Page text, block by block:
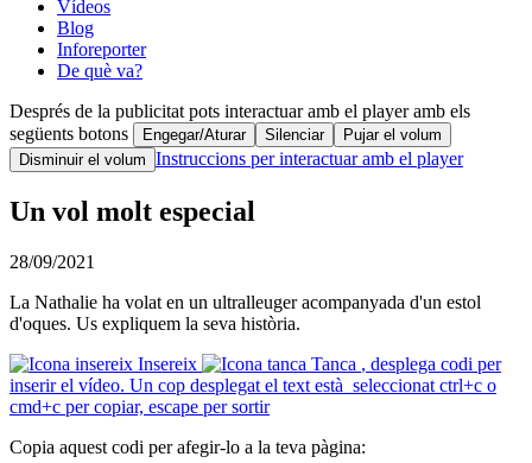
Vídeos
Blog
Inforeporter
De què va?
Després de la publicitat pots interactuar amb el player amb els
següents botons
Engegar/Aturar Silenciar
Pujar el volum
Disminuir el volum Instruccions per interactuar amb el player
Un vol molt especial
28/09/2021
La Nathalie ha volat en un ultralleuger acompanyada d'un estol
d'oques. Us expliquem la seva història.
Insereix
Tanca , desplega codi per
inserir el vídeo. Un cop desplegat el text està seleccionat ctrl+c o
cmd+c per copiar, escape per sortir
Copia aquest codi per afegir-lo a la teva pàgina: